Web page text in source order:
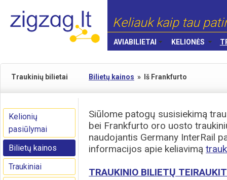
Keliauk kaip tau
AVIABILIETAI KELIONĖS
Traukinių bilietai Bilietų kainos » Iš Frankfurto
Kelionių
pasiūlymai
Bilietų kainos
Traukiniai
Siūlome patogų susisiekimą
bei Frankfurto oro uosto
naudojantis Germany InterRail
informacijos apie keliavimą
TRAUKINIO BILIETŲ